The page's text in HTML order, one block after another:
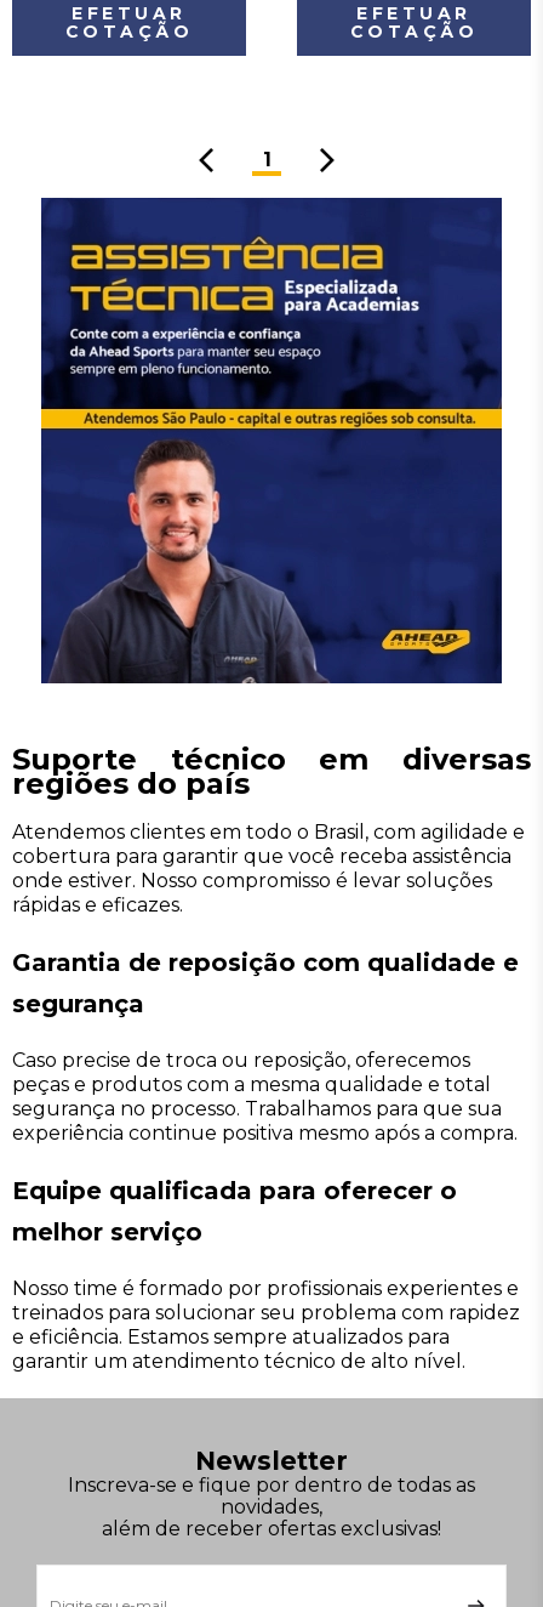
EFETUAR
COTAÇÃO
EFETUAR
COTAÇÃO
1
Suporte técnico em diversas
regiões do país
Atendemos clientes em todo o Brasil, com agilidade e
cobertura para garantir que você receba assistência
onde estiver. Nosso compromisso é levar soluções
rápidas e eficazes.
Garantia de reposição com qualidade e
segurança
Caso precise de troca ou reposição, oferecemos
peças e produtos com a mesma qualidade e total
segurança no processo. Trabalhamos para que sua
experiência continue positiva mesmo após a compra.
Equipe qualificada para oferecer o
melhor serviço
Nosso time é formado por profissionais experientes e
treinados para solucionar seu problema com rapidez
e eficiência. Estamos sempre atualizados para
garantir um atendimento técnico de alto nível.
Newsletter
Inscreva-se e fique por dentro de todas as
novidades,
além de receber ofertas exclusivas!